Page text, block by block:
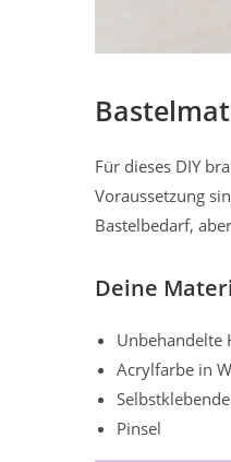
Für dieses DIY
Voraussetzung
Bastelbedarf,
Deine
Unbehandelte
Acrylfarbe in
Pinsel